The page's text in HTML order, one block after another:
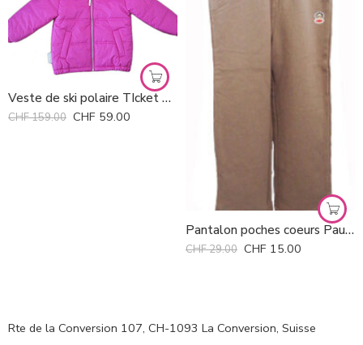
Veste de ski polaire TIcket To Heaven *
CHF159.00 CHF 59.00
Pantalon poches coeurs Paul Frank *
CHF29.00 CHF 15.00
Rte de la Conversion 107, CH-1093 La Conversion, Suisse